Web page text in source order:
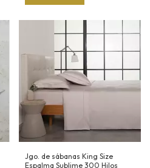
Jgo. de sábanas King Size
Espalma Sublime 300 Hilos